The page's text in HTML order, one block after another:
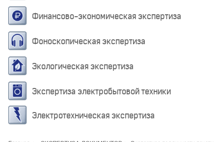
Финансово-экономическая экспертиза
Фоноскопическая экспертиза
Экологическая экспертиза
Экспертиза электробытовой техники
Электротехническая экспертиза